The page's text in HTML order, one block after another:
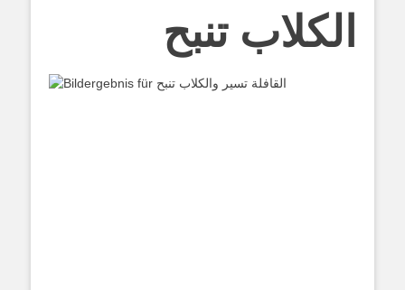
الكلاب تنبح